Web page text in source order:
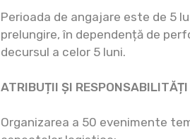
Perioada de angajare este de 5
prelungire, în dependență de
decursul a celor 5 luni.
ATRIBUȚII ȘI RESPONSABILITĂȚI
Organizarea a 50 evenimente